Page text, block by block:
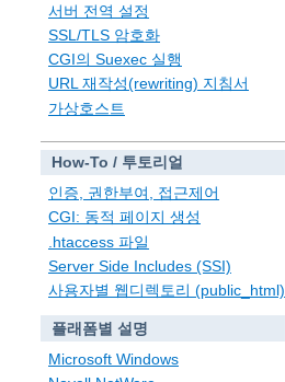
서버 전역 설정
SSL/TLS 암호화
CGI의 Suexec 실행
URL 재작성(rewriting) 지침서
가상호스트
How-To / 투토리얼
인증, 권한부여, 접근제어
CGI: 동적 페이지 생성
.htaccess 파일
Server Side Includes (SSI)
사용자별 웹디렉토리 (public_html)
플래폼별 설명
Microsoft Windows